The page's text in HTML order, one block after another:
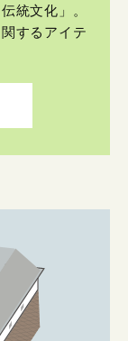
統文化」。
するアイテ